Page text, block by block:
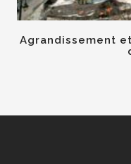
Agrandissement